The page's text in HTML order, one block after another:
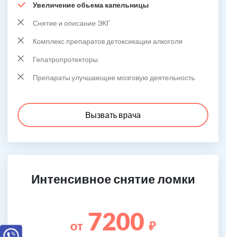
Увеличение обьема капельницы
Снятие и описание ЭКГ
Комплекс препаратов детоксикации алкоголя
Гепатропротекторы
Препараты улучшающие мозговую деятельность
Вызвать врача
Интенсивное снятие ломки
от 7200 ₽